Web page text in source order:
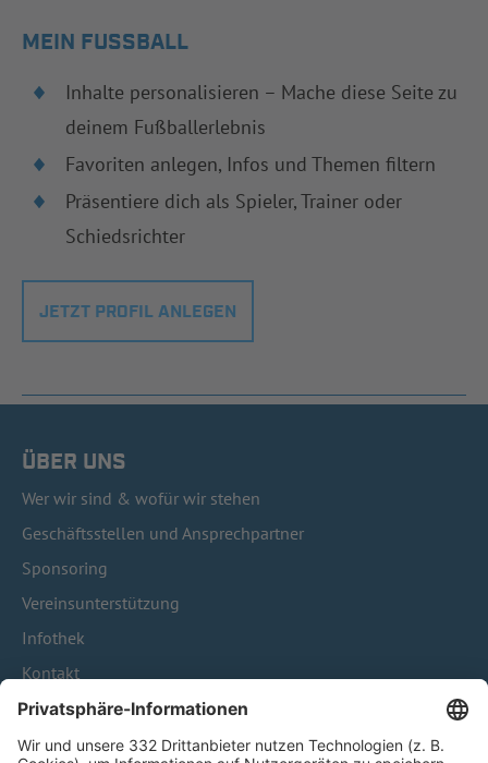
MEIN FUSSBALL
Inhalte personalisieren – Mache diese Seite zu
deinem Fußballerlebnis
Favoriten anlegen, Infos und Themen filtern
Präsentiere dich als Spieler, Trainer oder
Schiedsrichter
JETZT PROFIL ANLEGEN
ÜBER UNS
Wer wir sind & wofür wir stehen
Geschäftsstellen und Ansprechpartner
Sponsoring
Vereinsunterstützung
Infothek
Kontakt
HÄUFIG BESUCHTE SEITEN